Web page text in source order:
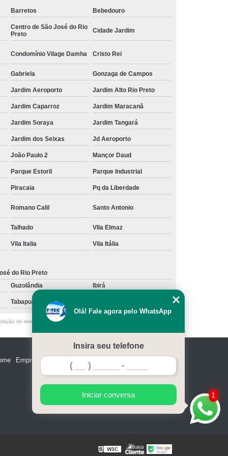
quanto custa limpeza de dutos industriais Santa Fé do
Sul
limpeza duto ar valores Vivendas
quanto custa limpeza de dutos e coifas Gabriela
quanto custa limpeza dutos ar condicionado Parque
limpeza de dutos de ar condicionado valores Santo
Antônio
limpeza de dutos robotizada Jardim Maracanã
Damha
limpeza robotizada de dutos de ar condicionado
quanto custa limpeza duto ar Jardim Yolanda
limpeza de dutos de exaustão valores Higienópolis
quanto custa limpeza de dutos João Paulo
limpeza de dutos valores Engenheiro Schmitt
quanto custa limpeza dutos Cidade Jardim
quanto custa limpeza robotizada de dutos de ar
condicionado Nhandeara
quanto custa limpeza de dutos de ar condicionado São
Barretos Bebedouro
Centro de São José do Rio
Preto
Cidade Jardim
Condomínio Vilage Damha Cristo Rei
Gabriela Gonzaga de Campos
Jardim Aeroporto Jardim Alto Rio Preto
Jardim Caparroz Jardim Maracanã
Jardim Soraya Jardim Tangará
Jardim dos Seixas Jd Aeroporto
João Paulo 2 Mançor Daud
Parque Estoril Parque Industrial
Piracaia Pq da Liberdade
Romano Calil Santo Antonio
Talhado VIla Elmaz
Vila Italia Vila Itália
do Rio Preto
Guzolândia Ibirá
Tabapuã
de direito autoral – artigo 184 do Código Penal –
Empresa Serviços
1
Olá! Fale agora pelo WhatsApp
Insira seu telefone
Iniciar conversa
W3C